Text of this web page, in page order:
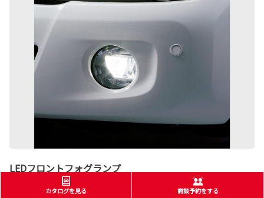
LEDフロントフォグランプ
［全車にメーカーオプション設定］
カタログを見る 商談予約をする